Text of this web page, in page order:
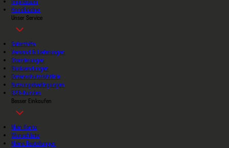
Handbücher
Unser Service
Soforthilfe
Versand & Lieferungen
Stornierungen
Rücksendungen
Datenschutzrichtlinie
Nutzungsbedingungen
B2B-Kunden
Besser Einkaufen
Mein Konto
Wunschliste
Meine Bestellungen